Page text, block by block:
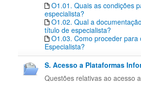
O1.01. Quais as condições
especialista?
O1.02. Qual a
título de especialista?
O1.03. Como proceder
Especialista?
S. Acesso a Plataformas
Questões relativas ao acesso